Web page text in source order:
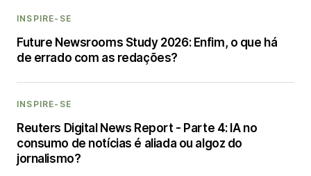
INSPIRE-SE
Future Newsrooms Study 2026: Enfim, o que há
de errado com as redações?
INSPIRE-SE
Reuters Digital News Report - Parte 4: IA no
consumo de notícias é aliada ou algoz do
jornalismo?